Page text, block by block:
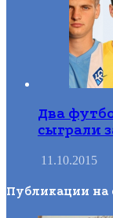
Два
сыграли
11.10.2015
Публикации на